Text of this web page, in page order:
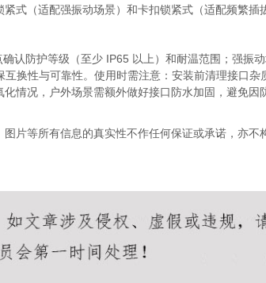
式（适配强振动场景）和卡扣锁紧式（适配频繁插
认防护等级（至少 IP65 以上）和耐温范围；强振
换性与可靠性。使用时需注意：安装前清理接口杂
情况，户外场景需额外做好接口防水加固，避免因
片等所有信息的真实性不作任何保证或承诺，亦不